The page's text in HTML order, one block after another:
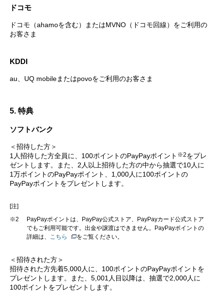
ドコモ
ドコモ（ahamoを含む）またはMVNO（ドコモ回線）をご利用の
お客さま
KDDI
au、UQ mobileまたはpovoをご利用のお客さま
5. 特典
ソフトバンク
＜招待した方＞
1人招待した方全員に、100ポイントのPayPayポイント ※2をプレ
ゼントします。また、2人以上招待した方の中から抽選で10人に
1万ポイントのPayPayポイント、1,000人に100ポイントの
PayPayポイントをプレゼントします。
[注]
※2
PayPayポイントは、PayPay公式ストア、PayPayカード公式ストア
でもご利用可能です。出金や譲渡はできません。PayPayポイントの
詳細は、 こちら をご覧ください。
＜招待された方＞
招待された方先着5,000人に、100ポイントのPayPayポイントを
プレゼントします。また、5,001人目以降は、抽選で2,000人に
100ポイントをプレゼントします。